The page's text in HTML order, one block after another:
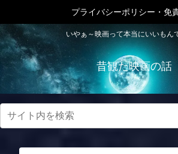
いやぁ～映画って本当にいいもん
昔観た映画の話
プライバシーポリシー・免